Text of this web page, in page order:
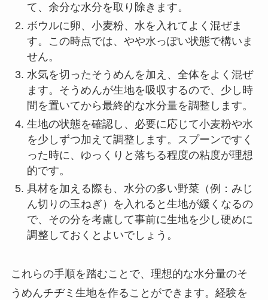
て、余分な水分を取り除きます。
ボウルに卵、小麦粉、水を入れてよく混ぜま
す。この時点では、やや水っぽい状態で構いま
せん。
水気を切ったそうめんを加え、全体をよく混ぜ
ます。そうめんが生地を吸収するので、少し時
間を置いてから最終的な水分量を調整します。
生地の状態を確認し、必要に応じて小麦粉や水
を少しずつ加えて調整します。スプーンですく
った時に、ゆっくりと落ちる程度の粘度が理想
的です。
具材を加える際も、水分の多い野菜（例：みじ
ん切りの玉ねぎ）を入れると生地が緩くなるの
で、その分を考慮して事前に生地を少し硬めに
調整しておくとよいでしょう。
これらの手順を踏むことで、理想的な水分量のそ
うめんチヂミ生地を作ることができます。経験を